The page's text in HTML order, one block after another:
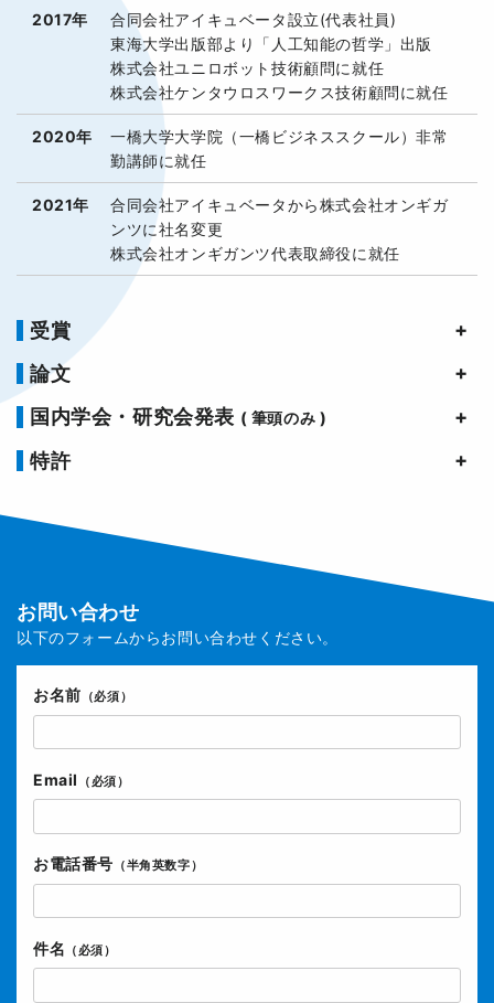
2017年
合同会社アイキュベータ設立(代表社員)
東海大学出版部より「人工知能の哲学」出版
株式会社ユニロボット技術顧問に就任
株式会社ケンタウロスワークス技術顧問に就任
2020年
一橋大学大学院（一橋ビジネススクール）非常
勤講師に就任
2021年
合同会社アイキュベータから株式会社オンギガ
ンツに社名変更
株式会社オンギガンツ代表取締役に就任
受賞
論文
国内学会・研究会発表 ( 筆頭のみ )
特許
お問い合わせ
以下のフォームからお問い合わせください。
お名前 （必須）
Email （必須）
お電話番号 （半角英数字）
件名 （必須）